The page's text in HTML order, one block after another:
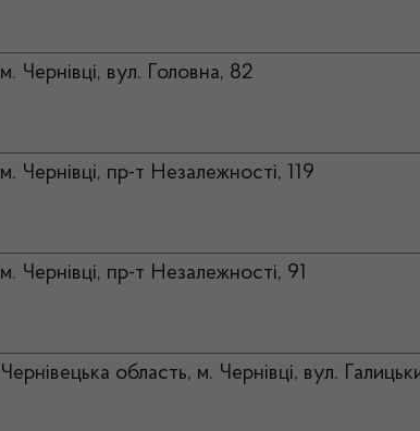
м. Чернівці, вул. Головна, 82
м. Чернівці, пр-т Незалежності, 119
м. Чернівці, пр-т Незалежності, 91
Чернівецька область, м. Чернівці, вул.